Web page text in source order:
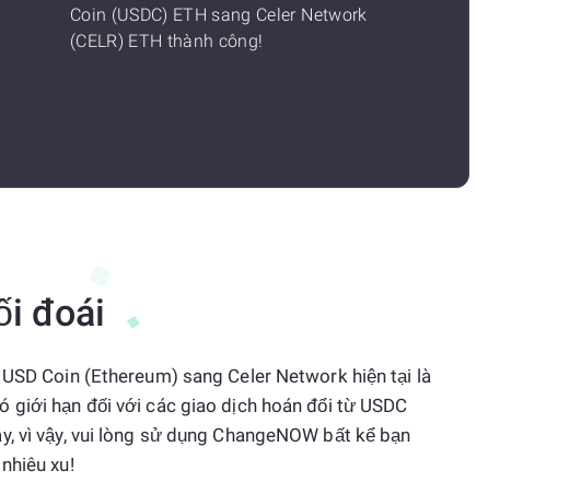
Coin (USDC) ETH sang Celer Network
(CELR) ETH thành công!
đoái
Coin (Ethereum) sang Celer Network hiện tại là
giới hạn đối với các giao dịch hoán đổi từ USDC
vì vậy, vui lòng sử dụng ChangeNOW bất kể bạn
xu!